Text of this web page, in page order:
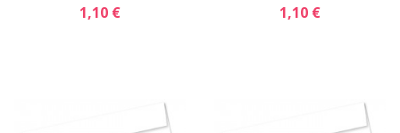
1,10 € 1,10 €